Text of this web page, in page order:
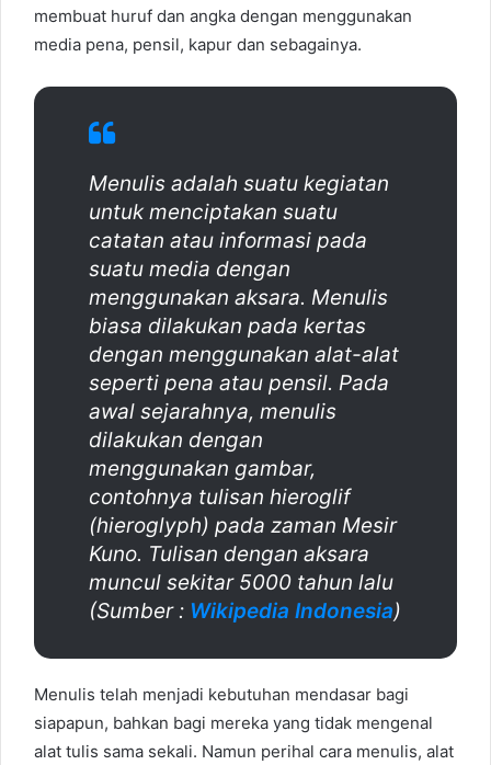
membuat huruf dan angka dengan menggunakan
media pena, pensil, kapur dan sebagainya.
Menulis adalah suatu kegiatan
untuk menciptakan suatu
catatan atau informasi pada
suatu media dengan
menggunakan aksara. Menulis
biasa dilakukan pada kertas
dengan menggunakan alat-alat
seperti pena atau pensil. Pada
awal sejarahnya, menulis
dilakukan dengan
menggunakan gambar,
contohnya tulisan hieroglif
(hieroglyph) pada zaman Mesir
Kuno. Tulisan dengan aksara
muncul sekitar 5000 tahun lalu
(Sumber : Wikipedia Indonesia)
Menulis telah menjadi kebutuhan mendasar bagi
siapapun, bahkan bagi mereka yang tidak mengenal
alat tulis sama sekali. Namun perihal cara menulis, alat